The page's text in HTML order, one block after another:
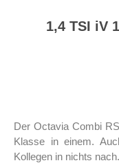
1,4 TSI iV
Der Octavia Combi
Klasse in einem.
Kollegen in nichts nach.